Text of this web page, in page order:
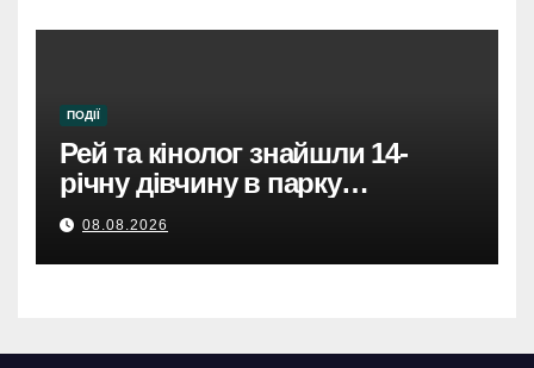
ПОДІЇ
Рей та кінолог знайшли 14-
річну дівчину в парку
Святошинського району.
08.08.2026